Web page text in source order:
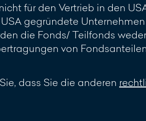
für den Vertrieb in den
gegründete
die Fonds/ Teilfonds
von
dass Sie die anderen